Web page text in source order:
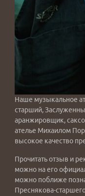
Наше музыкальное
старший,
аранжировщик,
ателье Михаилом
высокое качество
Прочитать отзыв и
можно на его
можно поближе
Преснякова-